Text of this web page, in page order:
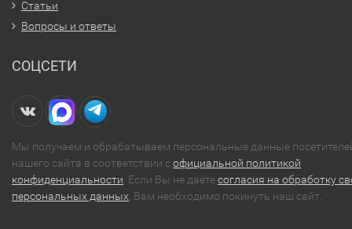
Статьи
Вопросы и ответы
СОЦСЕТИ
Мы получаем и обрабатываем персональные данные
нашего сайта в соответствии софициальной политикой
конфиденциальности . Если Вы не даетесогласия на обработку
персональных данных , Вам необходимо покинуть наш сайт.